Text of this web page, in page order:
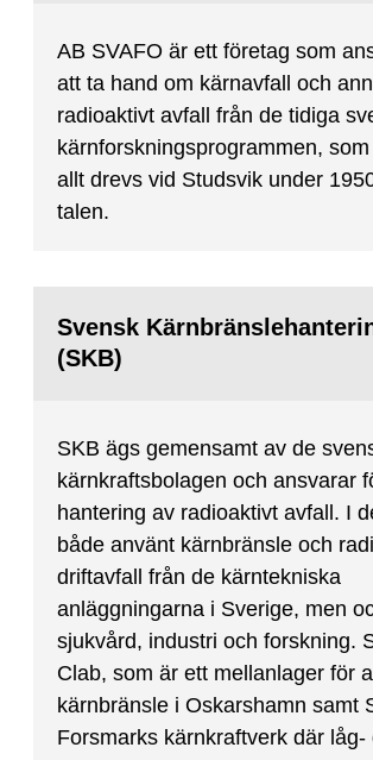
AB SVAFO är ett företag som
att ta hand om kärnavfall och
radioaktivt avfall från de tidiga
kärnforskningsprogrammen,
allt drevs vid Studsvik under
talen.
Svensk
(SKB)
SKB ägs gemensamt av de
kärnkraftsbolagen och ansvarar
hantering av radioaktivt avfall. I
både använt kärnbränsle och
driftavfall från de kärntekniska
anläggningarna i Sverige, men
sjukvård, industri och forskning.
Clab, som är ett mellanlager för
kärnbränsle i Oskarshamn samt
Forsmarks kärnkraftverk där låg-